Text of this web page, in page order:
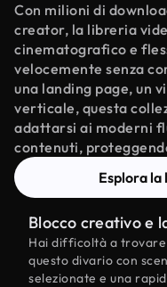
Con milioni di
creator, la libreria
cinematografico e
velocemente senza
una landing page, un
verticale, questa
adattarsi ai moderni
contenuti,
Esplora la
Blocco creativo e
Hai difficoltà a
questo divario con
selezionate e una